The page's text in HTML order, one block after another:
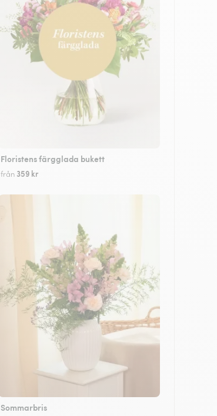
Floristens färgglada bukett
från 359 kr
Sommarbris